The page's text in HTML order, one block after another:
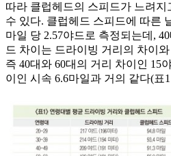
따라 클럽헤드의 스피드가 느려
수 있다. 클럽헤드 스피드에 따른
마일 당 2.57야드로 측정되는데,
드 차이는 드라이빙 거리의 차이
즉 40대와 60대의 거리 차이인 15
이인 시속 6.6마일과 거의 같다(표